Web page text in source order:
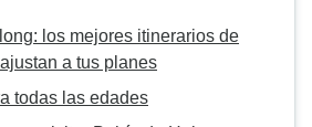
los mejores itinerarios de
a tus planes
todas las edades